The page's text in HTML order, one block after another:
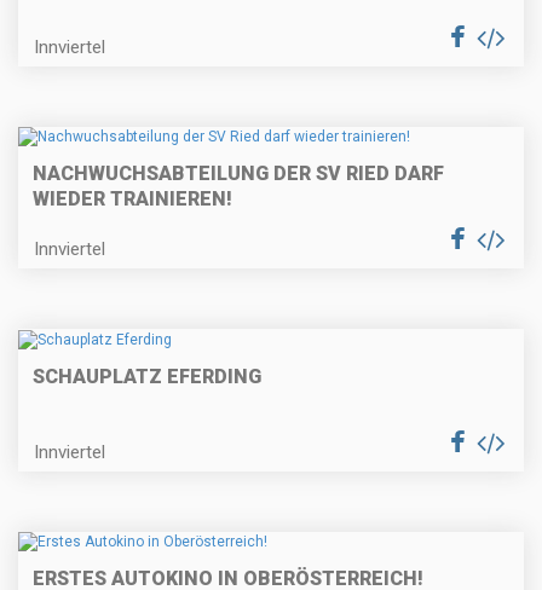
Innviertel
NACHWUCHSABTEILUNG DER SV RIED DARF
WIEDER TRAINIEREN!
Innviertel
SCHAUPLATZ EFERDING
Innviertel
ERSTES AUTOKINO IN OBERÖSTERREICH!